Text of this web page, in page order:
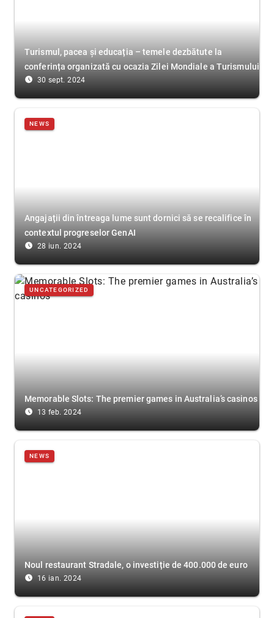
Turismul, pacea și educația – temele dezbătute la
conferința organizată cu ocazia Zilei Mondiale a Turismului
access_time_filled 30 sept. 2024
NEWS
Angajații din întreaga lume sunt dornici să se recalifice în
contextul progreselor GenAI
access_time_filled 28 iun. 2024
UNCATEGORIZED
Memorable Slots: The premier games in Australia’s casinos
access_time_filled 13 feb. 2024
NEWS
Noul restaurant Stradale, o investiție de 400.000 de euro
access_time_filled 16 ian. 2024